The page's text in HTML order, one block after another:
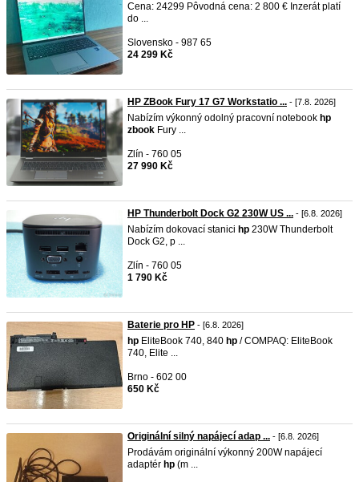
Cena: 24299 Pôvodná cena: 2 800 € Inzerát platí
do ...
Slovensko - 987 65
24 299 Kč
HP ZBook Fury 17 G7 Workstatio ... - [7.8. 2026]
Nabízím výkonný odolný pracovní notebook hp
zbook Fury ...
Zlín - 760 05
27 990 Kč
HP Thunderbolt Dock G2 230W US ... - [6.8. 2026]
Nabízím dokovací stanici hp 230W Thunderbolt
Dock G2, p ...
Zlín - 760 05
1 790 Kč
Baterie pro HP - [6.8. 2026]
hp EliteBook 740, 840 hp / COMPAQ: EliteBook
740, Elite ...
Brno - 602 00
650 Kč
Originální silný napájecí adap ... - [6.8. 2026]
Prodávám originální výkonný 200W napájecí
adaptér hp (m ...